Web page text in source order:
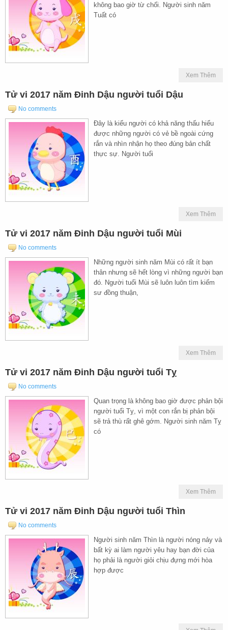
không bao giờ từ chối. Người sinh năm
Tuất có
Xem Thêm
Tử vi 2017 năm Đinh Dậu người tuổi Dậu
No comments
Đây là kiểu người có khả năng thấu hiểu
được những người có vẻ bề ngoài cứng
rắn và nhìn nhận họ theo đúng bản chất
thực sự. Người tuổi
Xem Thêm
Tử vi 2017 năm Đinh Dậu người tuổi Mùi
No comments
Những người sinh năm Mùi có rất ít bạn
thân nhưng sẽ hết lòng vì những người bạn
đó. Người tuổi Mùi sẽ luôn luôn tìm kiếm
sư đồng thuận,
Xem Thêm
Tử vi 2017 năm Đinh Dậu người tuổi Tỵ
No comments
Quan trọng là không bao giờ được phản bội
người tuổi Tỵ, vì một con rắn bị phản bội
sẽ trả thù rất ghê gớm. Người sinh năm Tỵ
có
Xem Thêm
Tử vi 2017 năm Đinh Dậu người tuổi Thìn
No comments
Người sinh năm Thìn là người nóng nảy và
bất kỳ ai làm người yêu hay bạn đời của
họ phải là người giỏi chịu đựng mới hòa
hợp được